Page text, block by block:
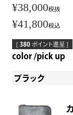
¥38,000税抜
¥41,800税込
[ 380 ポイント進呈 ]
color pick up
ブラック